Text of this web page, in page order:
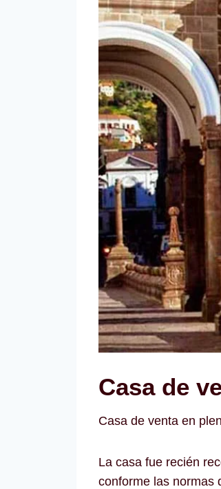
Casa de
Casa de venta en
La casa fue recién
conforme las normas